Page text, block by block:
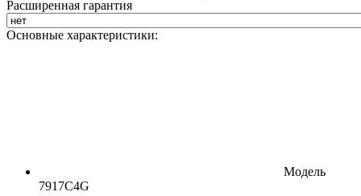
Расширенная гарантия
Основные характеристики:
Модель
7917C4G